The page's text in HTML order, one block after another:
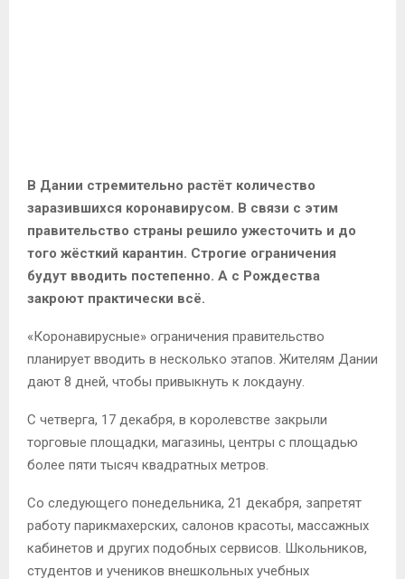
В Дании стремительно растёт количество
заразившихся коронавирусом. В связи с этим
правительство страны решило ужесточить и до
того жёсткий карантин. Строгие ограничения
будут вводить постепенно. А с Рождества
закроют практически всё.
«Коронавирусные» ограничения правительство
планирует вводить в несколько этапов. Жителям Дании
дают 8 дней, чтобы привыкнуть к локдауну.
С четверга, 17 декабря, в королевстве закрыли
торговые площадки, магазины, центры с площадью
более пяти тысяч квадратных метров.
Со следующего понедельника, 21 декабря, запретят
работу парикмахерских, салонов красоты, массажных
кабинетов и других подобных сервисов. Школьников,
студентов и учеников внешкольных учебных